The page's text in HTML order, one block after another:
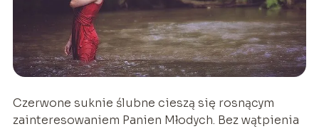
Czerwone suknie ślubne cieszą się rosnącym
zainteresowaniem Panien Młodych. Bez wątpienia